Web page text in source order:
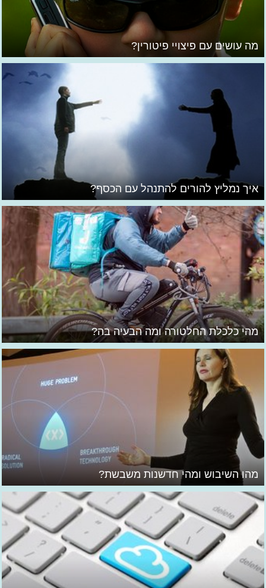
מה עושים עם פיצויי פיטורין?
איך נמליץ להורים להתנהל עם הכסף?
מהי כלכלת החלטורה ומה הבעיה בה?
מהו השיבוש ומהי חדשנות משבשת?